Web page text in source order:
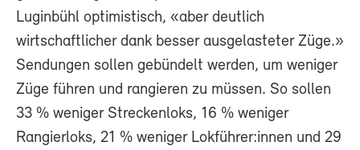
Luginbühl optimistisch, «aber deutlich
wirtschaftlicher dank besser ausgelasteter Züge.»
Sendungen sollen gebündelt werden, um weniger
Züge führen und rangieren zu müssen. So sollen
33 % weniger Streckenloks, 16 % weniger
Rangierloks, 21 % weniger Lokführer:innen und 29